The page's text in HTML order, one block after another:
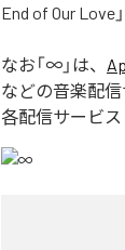
End of Our Love
なお「∞ 」は、
などの音楽配
各配信サービス